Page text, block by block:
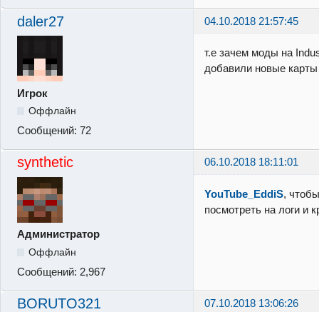
daler27 04.10.2018 21:57:45
Игрок
Оффлайн
Сообщений: 72
т.е зачем моды на
добавили новые
synthetic 06.10.2018 18:11:01
Администратор
Оффлайн
Сообщений: 2,967
YouTube_EddiS,
посмотреть на логи и
BORUTO321 07.10.2018 13:06:26